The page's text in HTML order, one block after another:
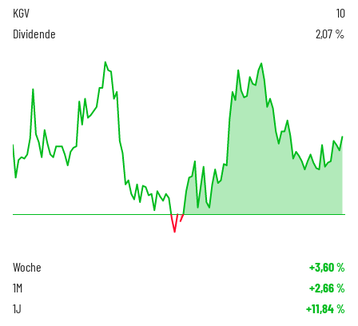
KGV
10
Dividende
2,07 %
Woche +3,60%
1M +2,66%
1J +11,84%